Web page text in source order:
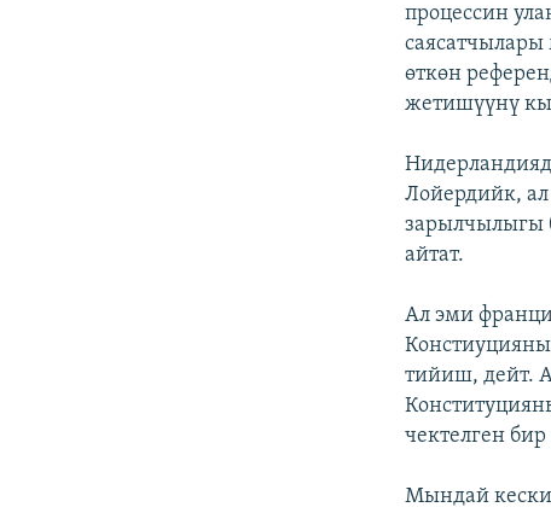
процессин
өткөн
жетишүүнү
Лойердийк,
зарылчылыгы
айтат.
Ал эми
тийиш, дейт.
чектелген
Мындай